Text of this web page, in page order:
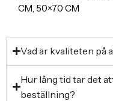
CM, 50×70 CM
Vad är kvaliteten på
Hur lång tid tar det
beställning?